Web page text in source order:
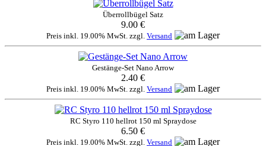
Überrollbügel Satz
9.00 €
Preis inkl. 19.00% MwSt. zzgl. Versand
Gestänge-Set Nano Arrow
2.40 €
Preis inkl. 19.00% MwSt. zzgl. Versand
RC Styro 110 hellrot 150 ml Spraydose
6.50 €
Preis inkl. 19.00% MwSt. zzgl. Versand